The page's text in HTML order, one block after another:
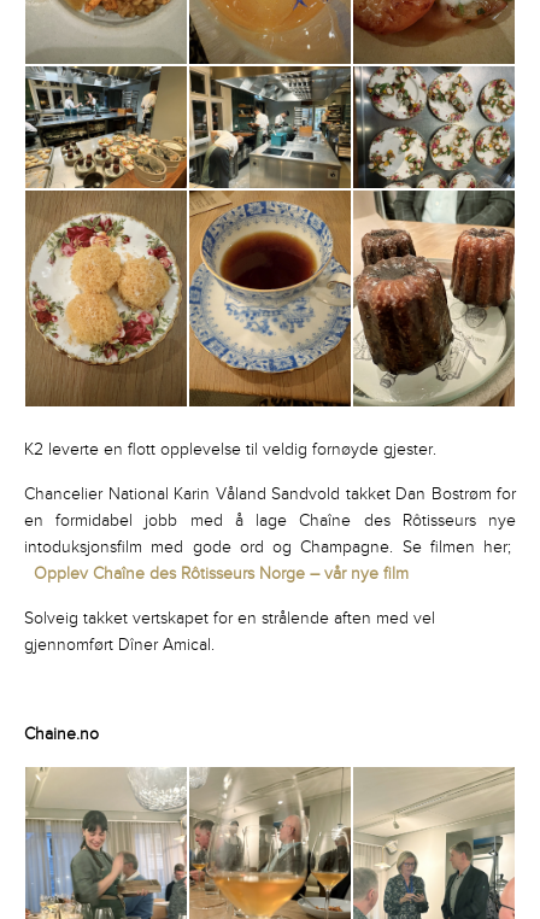
K2 leverte en flott opplevelse til veldig fornøyde gjester.
Chancelier National Karin Våland Sandvold takket Dan Bostrøm for
en formidabel jobb med å lage Chaîne des Rôtisseurs nye
intoduksjonsfilm med gode ord og Champagne. Se filmen her;
Opplev Chaîne des Rôtisseurs Norge – vår nye film
Solveig takket vertskapet for en strålende aften med vel
gjennomført Dîner Amical.
Chaine.no